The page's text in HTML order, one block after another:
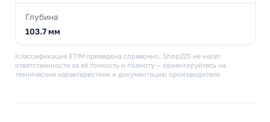
Глубина
103.7 мм
Классификация ETIM приведена справочно. Shop220 не несёт
ответственности за её точность и полноту — ориентируйтесь на
технические характеристики и документацию производителя.